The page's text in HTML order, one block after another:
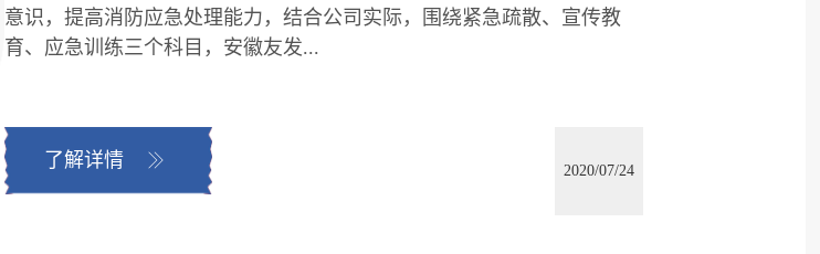
意识，提高消防应急处理能力，结合公司实际，围绕紧急疏散、宣传教
育、应急训练三个科目，安徽友发...
了解详情 
2020/07/24